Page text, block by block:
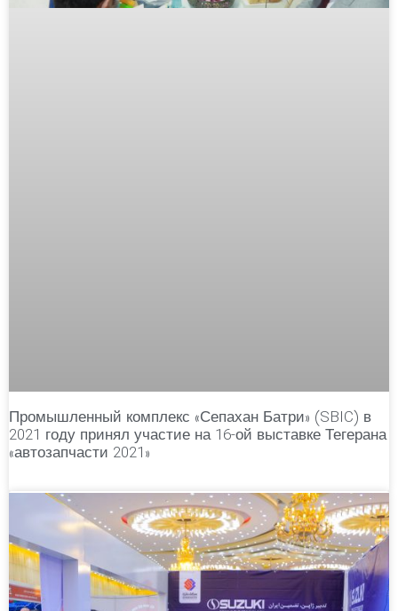
Промышленный комплекс «Сепахан Батри» (SBIC) в
2021 году принял участие на 16-ой выставке Тегерана
«автозапчасти 2021»